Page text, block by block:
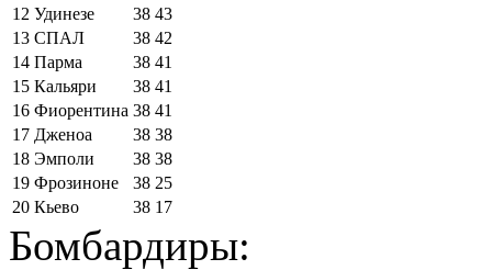
12 Удинезе 38 43
13 СПАЛ 38 42
14 Парма 38 41
15 Кальяри 38 41
16 Фиорентина 38 41
17 Дженоа 38 38
18 Эмполи 38 38
19 Фрозиноне 38 25
20 Кьево 38 17
Бомбардиры: